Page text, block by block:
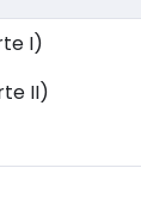
I)
II)